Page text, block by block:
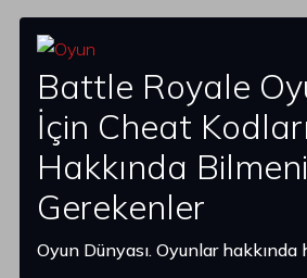
Battle Royale
İçin Cheat
Hakkında
Gerekenler
Oyun Dünyası. Oyunlar hakkında